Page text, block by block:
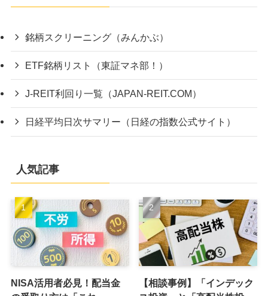
銘柄スクリーニング（みんかぶ）
ETF銘柄リスト（東証マネ部！）
J-REIT利回り一覧（JAPAN-REIT.COM）
日経平均日次サマリー（日経の指数公式サイト）
人気記事
NISA活用者必見！配当金
【相談事例】「インデック